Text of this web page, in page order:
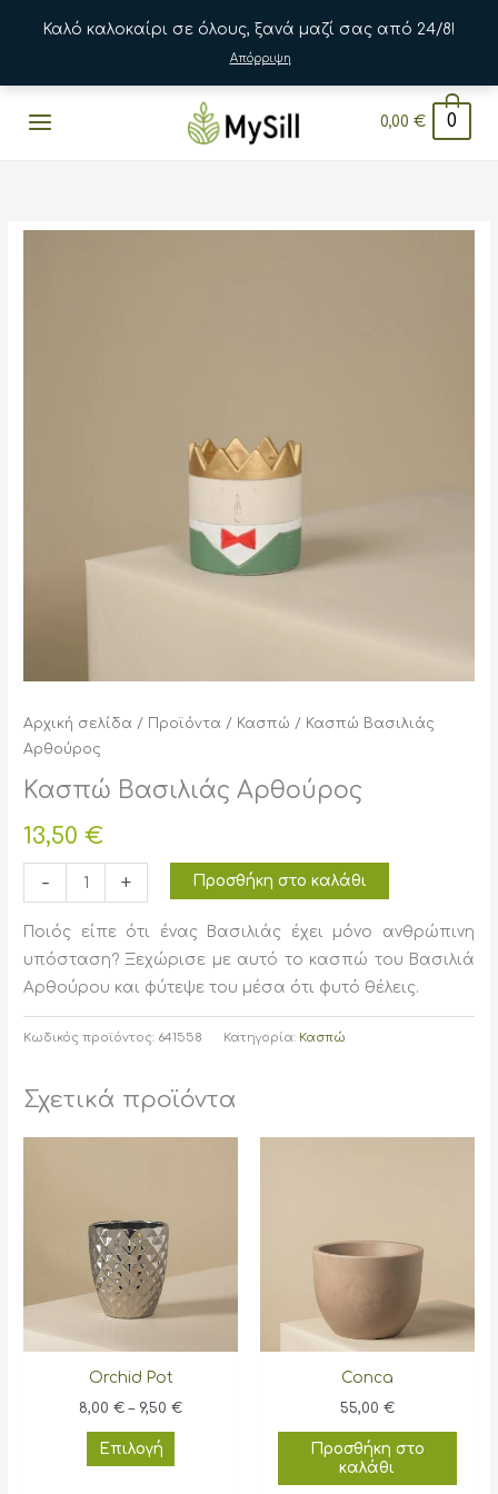
Καλό καλοκαίρι σε όλους, ξανά μαζί σας από 24/8!
Απόρριψη
στο
0,00€ 0
Αρχική σελίδα / Προϊόντα / Κασπώ / Κασπώ Βασιλιάς
Αρθούρος
Κασπώ Βασιλιάς Αρθούρος
13,50€
-
Βασιλιάς
Αρθούρος
ποσότητα
+ Προσθήκη στο καλάθι
Ποιός είπε ότι ένας Βασιλιάς έχει μόνο ανθρώπινη
υπόσταση? Ξεχώρισε με αυτό το κασπώ του Βασιλιά
Αρθούρου και φύτεψε του μέσα ότι φυτό θέλεις.
Κωδικός προϊόντος: 641558 Κατηγορία: Κασπώ
Σχετικά προϊόντα
Orchid Pot
8,00€ – 9,50€Price
Επιλογή
Αυτό
το
Conca
55,00 €
Προσθήκη στο
καλάθι